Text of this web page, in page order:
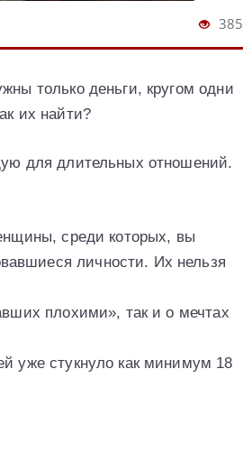
385
только деньги, кругом одни
их найти?
для длительных отношений.
среди которых, вы
личности. Их нельзя
плохими», так и о мечтах
уже стукнуло как минимум 18